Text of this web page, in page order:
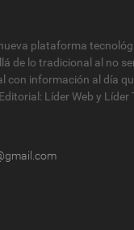
plataforma
de lo tradicional al no
con información al día
Líder Web y Líder